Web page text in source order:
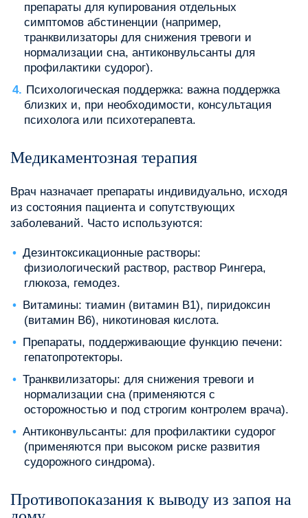
препараты для купирования отдельных
симптомов абстиненции (например,
транквилизаторы для снижения тревоги и
нормализации сна, антиконвульсанты для
профилактики судорог).
Психологическая поддержка: важна поддержка
близких и, при необходимости, консультация
психолога или психотерапевта.
Медикаментозная терапия
Врач назначает препараты индивидуально, исходя
из состояния пациента и сопутствующих
заболеваний. Часто используются:
Дезинтоксикационные растворы:
физиологический раствор, раствор Рингера,
глюкоза, гемодез.
Витамины: тиамин (витамин B1), пиридоксин
(витамин B6), никотиновая кислота.
Препараты, поддерживающие функцию печени:
гепатопротекторы.
Транквилизаторы: для снижения тревоги и
нормализации сна (применяются с
осторожностью и под строгим контролем врача).
Антиконвульсанты: для профилактики судорог
(применяются при высоком риске развития
судорожного синдрома).
Противопоказания к выводу из запоя на